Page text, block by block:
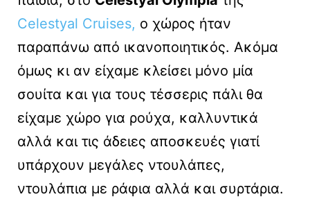
Celestyal Cruises, ο χώρος ήταν
παραπάνω από ικανοποιητικός. Ακόμα
όμως κι αν είχαμε κλείσει μόνο μία
σουίτα και για τους τέσσερις πάλι θα
είχαμε χώρο για ρούχα, καλλυντικά
αλλά και τις άδειες αποσκευές γιατί
υπάρχουν μεγάλες ντουλάπες,
ντουλάπια με ράφια αλλά και συρτάρια.